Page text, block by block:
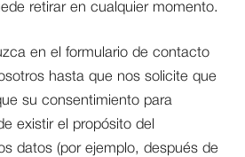
retirar en cualquier momento.
en el formulario de contacto
hasta que nos solicite que
su consentimiento para
existir el propósito del
datos (por ejemplo, después de